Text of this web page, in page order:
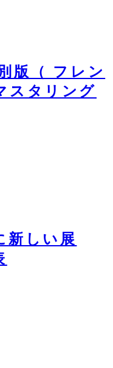
版（ フレン
スタリング
新しい展